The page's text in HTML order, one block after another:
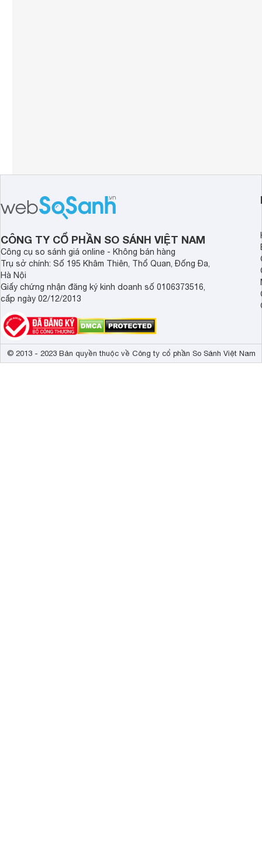
CÔNG TY CỔ PHẦN SO SÁNH VIỆT NAM
Công cụ so sánh giá online - Không bán hàng
Trụ sở chính: Số 195 Khâm Thiên, Thổ Quan, Đống Đa,
Hà Nội
Giấy chứng nhận đăng ký kinh doanh số 0106373516,
cấp ngày 02/12/2013
© 2013 - 2023 Bản quyền thuộc về Công ty cổ phần So Sánh Việt Nam